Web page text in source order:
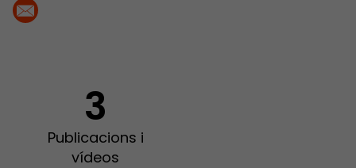
3
Publicacions i
vídeos